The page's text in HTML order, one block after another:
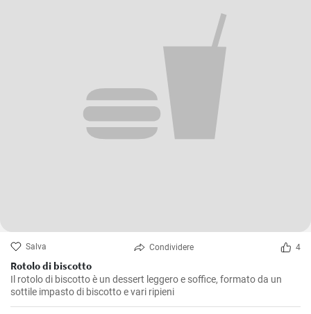
Salva Condividere 4
Rotolo di biscotto
Il rotolo di biscotto è un dessert leggero e soffice, formato da un
sottile impasto di biscotto e vari ripieni